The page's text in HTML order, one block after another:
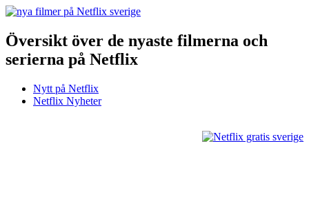
Översikt över de nyaste filmerna och
serierna på Netflix
Nytt på Netflix
Netflix Nyheter